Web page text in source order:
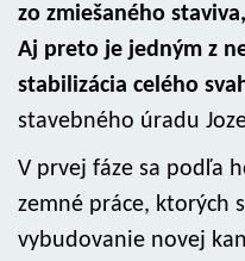
zo zmiešaného
Aj preto je jedným z
stabilizácia celého
stavebného úradu
V prvej fáze sa podľa
zemné práce, ktorých
vybudovanie novej